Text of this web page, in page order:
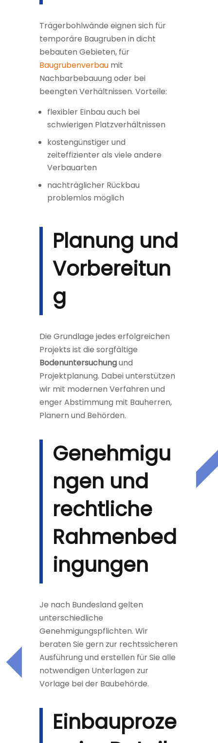
Trägerbohlwände eignen sich für
temporäre Baugruben in dicht
bebauten Gebieten, für
Baugrubenverbau mit
Nachbarbebauung oder bei
beengten Verhältnissen. Vorteile:
flexibler Einbau auch bei
schwierigen Platzverhältnissen
kostengünstiger und
zeiteffizienter als viele andere
Verbauarten
nachträglicher Rückbau
problemlos möglich
Planung und
Vorbereitun
g
Die Grundlage jedes erfolgreichen
Projekts ist die sorgfältige
Bodenuntersuchungund
Projektplanung. Dabei unterstützen
wir mit modernen Verfahren und
enger Abstimmung mit Bauherren,
Planern und Behörden.
Genehmigu
ngen und
rechtliche
Rahmenbed
ingungen
Je nach Bundesland gelten
unterschiedliche
Genehmigungspflichten. Wir
beraten Sie gern zur rechtssicheren
Ausführung und erstellen für Sie alle
notwendigen Unterlagen zur
Vorlage bei der Baubehörde.
Einbauproze